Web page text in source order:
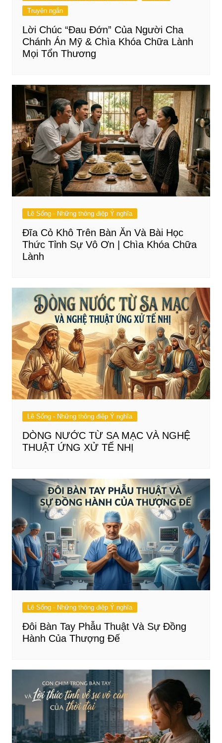
Truyện ngắn
Lời Chúc “Đau Đớn” Của Người Cha
Chánh Án Mỹ & Chìa Khóa Chữa Lành
Mọi Tổn Thương
Lẽ Sống - Những thông điệp Ý nghĩa
Đĩa Cỏ Khô Trên Bàn Ăn Và Bài Học
Thức Tỉnh Sự Vô Ơn | Chìa Khóa Chữa
Lành
Lẽ Sống - Những thông điệp Ý nghĩa
DÒNG NƯỚC TỪ SA MẠC VÀ NGHỆ
THUẬT ỨNG XỬ TẾ NHỊ
Lẽ Sống - Những thông điệp Ý nghĩa
Đôi Bàn Tay Phẫu Thuật Và Sự Đồng
Hành Của Thượng Đế